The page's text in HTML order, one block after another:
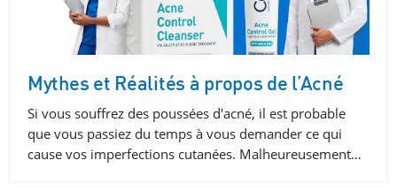
Mythes et Réalités à propos de l’Acné
Si vous souffrez des poussées d'acné, il est probable
que vous passiez du temps à vous demander ce qui
cause vos imperfections cutanées. Malheureusement…